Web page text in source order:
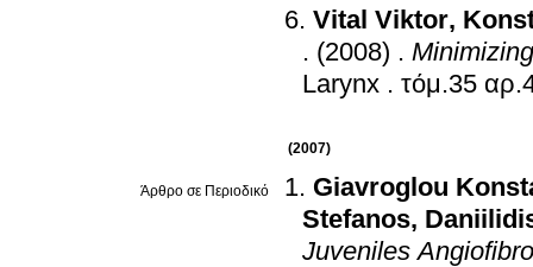
Vital Viktor,
. (2008) .
Larynx .
(2007)
Άρθρο σε Περιοδικό
Giavroglou
Stefanos,
Juveniles